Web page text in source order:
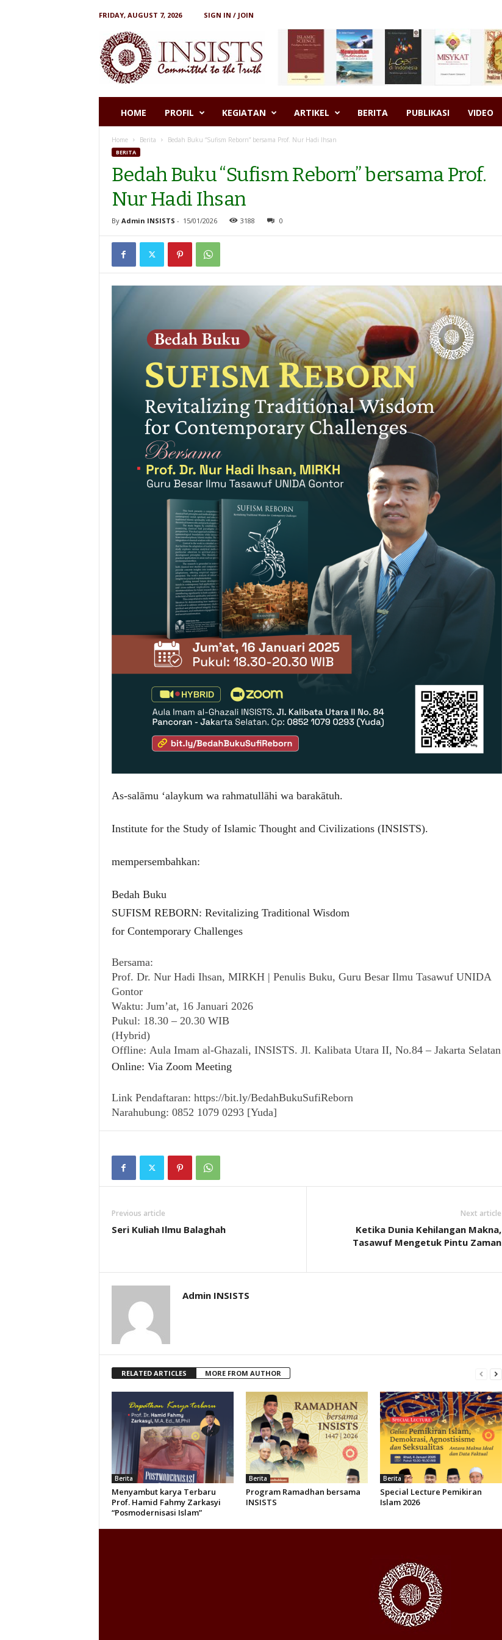
FRIDAY, AUGUST 7, 2026
SIGN IN / JOIN
S
HOME PROFIL KEGIATAN ARTIKEL BERITA PUBLIKASI VIDEO
Home Berita Bedah Buku “Sufism Reborn” bersama Prof. Nur Hadi Ihsan
BERITA
Bedah Buku “Sufism Reborn” bersama Prof.
Nur Hadi Ihsan
By Admin INSISTS - 15/01/2026 3188 0
As-salāmu ‘alaykum wa rahmatullāhi wa barakātuh.
Institute for the Study of Islamic Thought and Civilizations (INSISTS).
mempersembahkan:
Bedah Buku
SUFISM REBORN: Revitalizing Traditional Wisdom
for Contemporary Challenges
Bersama:
Prof. Dr. Nur Hadi Ihsan, MIRKH | Penulis Buku, Guru Besar Ilmu Tasawuf UNIDA
Gontor
Waktu: Jum’at, 16 Januari 2026
Pukul: 18.30 – 20.30 WIB
(Hybrid)
Offline: Aula Imam al-Ghazali, INSISTS. Jl. Kalibata Utara II, No.84 – Jakarta Selatan
Online: Via Zoom Meeting
Link Pendaftaran: https://bit.ly/BedahBukuSufiReborn
Narahubung: 0852 1079 0293 [Yuda]
Previous article
Seri Kuliah Ilmu Balaghah
Next article
Ketika Dunia Kehilangan Makna,
Tasawuf Mengetuk Pintu Zaman
Admin INSISTS
RELATED ARTICLES MORE FROM AUTHOR
Berita
Menyambut karya Terbaru
Prof. Hamid Fahmy Zarkasyi
“Posmodernisasi Islam”
Berita
Program Ramadhan bersama
INSISTS
Berita
Special Lecture Pemikiran
Islam 2026